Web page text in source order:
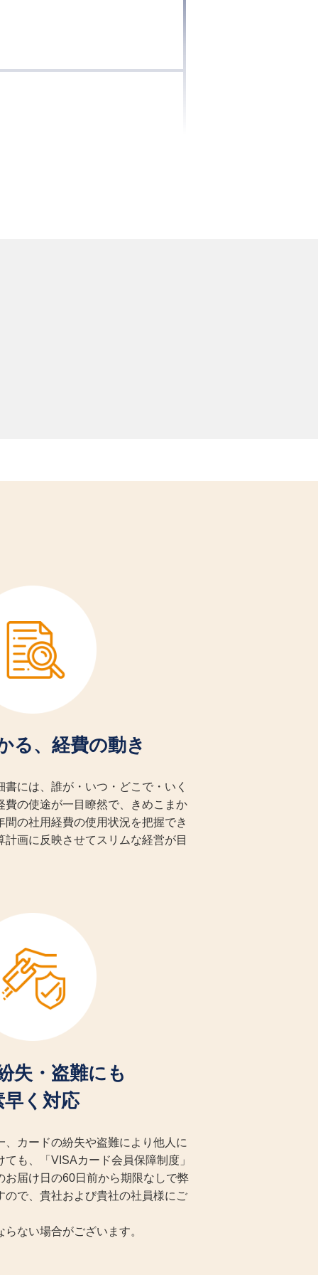
る、経費の動き
には、誰が・いつ・どこで・いく
費の使途が一目瞭然で、きめこまか
の社用経費の使用状況を把握でき
画に反映させてスリムな経営が目
失・盗難にも
早く対応
カードの紛失や盗難により他人に
も、「VISAカード会員保障制度」
お届け日の60日前から期限なしで弊
ので、貴社および貴社の社員様にご
ない場合がございます。